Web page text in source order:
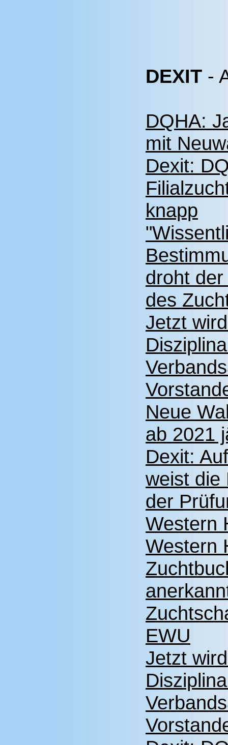
DEXIT -
DQHA:
mit
Dexit:
knapp
droht
des
Jetzt
Neue
ab 2021
Dexit:
weist die
der
Western
Western
EWU
Jetzt